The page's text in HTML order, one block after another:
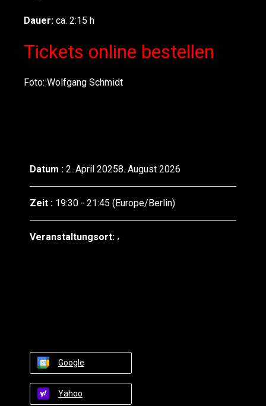
Dauer: ca. 2:15 h
Tickets online bestellen
Foto: Wolfgang Schmidt
Datum : 2. April 20258. August 2026
Zeit : 19:30 - 21:45 (Europe/Berlin)
Veranstaltungsort:
Google
Yahoo